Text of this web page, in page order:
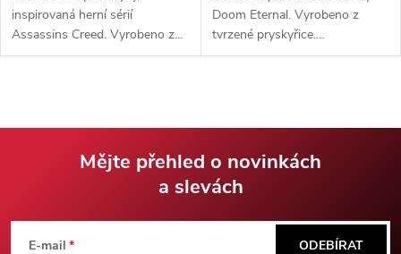
inspirovaná herní sérií
Assassins Creed. Vyrobeno z
nerezové oceli. Výstavní replika.
Doom Eternal. Vyrobeno z
tvrzené pryskyřice.
Propracované detaily, pevná
Mějte přehled o novinkách
a slevách
E-mail ODEBÍRAT